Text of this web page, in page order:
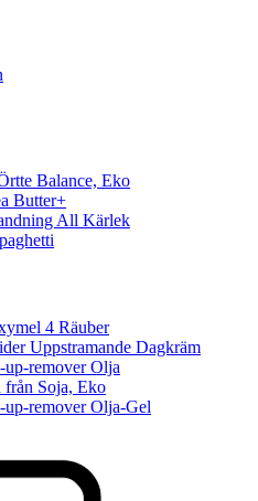
Balance, Eko
Butter+
All Kärlek
4 Räuber
Uppstramande Dagkräm
remover Olja
från Soja, Eko
remover Olja-Gel